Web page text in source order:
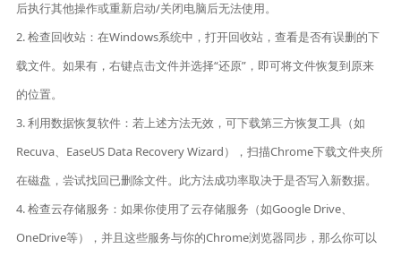
后执行其他操作或重新启动/关闭电脑后无法使用。
2. 检查回收站：在Windows系统中，打开回收站，查看是否有误删的下
载文件。如果有，右键点击文件并选择“还原”，即可将文件恢复到原来
的位置。
3. 利用数据恢复软件：若上述方法无效，可下载第三方恢复工具（如
Recuva、EaseUS Data Recovery Wizard），扫描Chrome下载文件夹所
在磁盘，尝试找回已删除文件。此方法成功率取决于是否写入新数据。
4. 检查云存储服务：如果你使用了云存储服务（如Google Drive、
OneDrive等），并且这些服务与你的Chrome浏览器同步，那么你可以